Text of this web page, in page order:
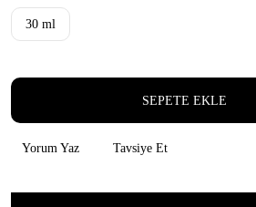
30 ml
SEPETE EKLE
Yorum Yaz Tavsiye Et